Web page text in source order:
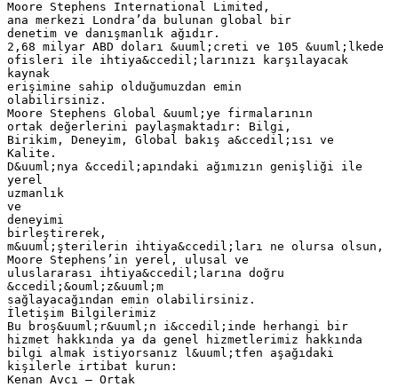
Moore Stephens International Limited,
ana merkezi Londra’da bulunan global bir
denetim ve danışmanlık ağıdır.
2,68 milyar ABD doları &uuml;creti ve 105 &uuml;lkede
ofisleri ile ihtiya&ccedil;larınızı karşılayacak
kaynak
erişimine sahip olduğumuzdan emin
olabilirsiniz.
Moore Stephens Global &uuml;ye firmalarının
ortak değerlerini paylaşmaktadır: Bilgi,
Birikim, Deneyim, Global bakış a&ccedil;ısı ve
Kalite.
D&uuml;nya &ccedil;apındaki ağımızın genişliği ile
yerel
uzmanlık
ve
deneyimi
birleştirerek,
m&uuml;şterilerin ihtiya&ccedil;ları ne olursa olsun,
Moore Stephens’in yerel, ulusal ve
uluslararası ihtiya&ccedil;larına doğru
&ccedil;&ouml;z&uuml;m
sağlayacağından emin olabilirsiniz.
İletişim Bilgilerimiz
Bu broş&uuml;r&uuml;n i&ccedil;inde herhangi bir
hizmet hakkında ya da genel hizmetlerimiz hakkında
bilgi almak istiyorsanız l&uuml;tfen aşağıdaki
kişilerle irtibat kurun:
Kenan Avcı – Ortak